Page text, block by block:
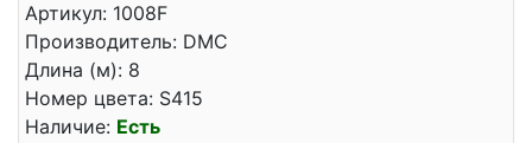
Артикул: 1008F
Производитель: DMC
Длина (м): 8
Номер цвета: S415
Наличие: Есть